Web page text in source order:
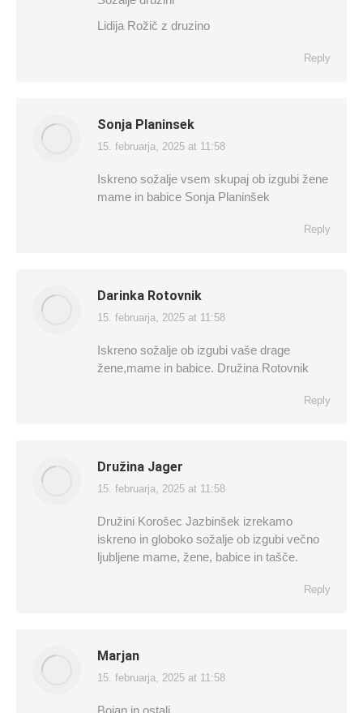
Lidija Rožič z druzino
Reply
Sonja Planinsek
says:
15. februarja, 2025 at 11:58
Iskreno sožalje vsem skupaj ob izgubi žene
mame in babice Sonja Planinšek
Reply
Darinka Rotovnik
says:
15. februarja, 2025 at 11:58
Iskreno sožalje ob izgubi vaše drage
žene,mame in babice. Družina Rotovnik
Reply
Družina Jager
says:
15. februarja, 2025 at 11:58
Družini Korošec Jazbinšek izrekamo
iskreno in globoko sožalje ob izgubi večno
ljubljene mame, žene, babice in tašče.
Reply
Marjan
says:
15. februarja, 2025 at 11:58
Bojan in ostali